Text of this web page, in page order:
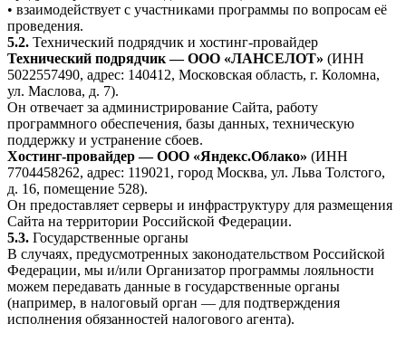
• взаимодействует с участниками программы по вопросам её
проведения.
5.2. Технический подрядчик и хостинг-провайдер
Технический подрядчик — ООО «ЛАНСЕЛОТ» (ИНН
5022557490, адрес: 140412, Московская область, г. Коломна,
ул. Маслова, д. 7).
Он отвечает за администрирование Сайта, работу
программного обеспечения, базы данных, техническую
поддержку и устранение сбоев.
Хостинг-провайдер — ООО «Яндекс.Облако» (ИНН
7704458262, адрес: 119021, город Москва, ул. Льва Толстого,
д. 16, помещение 528).
Он предоставляет серверы и инфраструктуру для размещения
Сайта на территории Российской Федерации.
5.3. Государственные органы
В случаях, предусмотренных законодательством Российской
Федерации, мы и/или Организатор программы лояльности
можем передавать данные в государственные органы
(например, в налоговый орган — для подтверждения
исполнения обязанностей налогового агента).